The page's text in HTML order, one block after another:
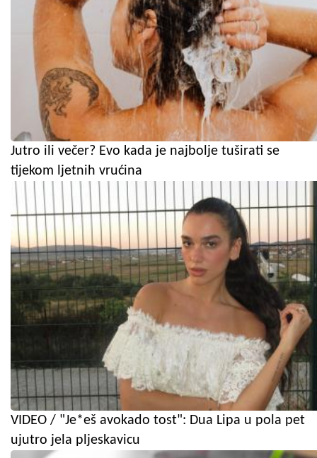
Jutro ili večer? Evo kada je najbolje tuširati se
tijekom ljetnih vrućina
VIDEO / "Je*eš avokado tost": Dua Lipa u pola pet
ujutro jela pljeskavicu